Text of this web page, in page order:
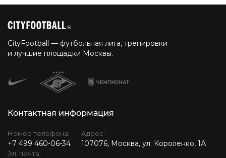
CityFootball — футбольная лига, тренировки
и лучшие площадки Москвы.
Контактная информация
Номер телефона:
+7 499 460-06-34
Эл. почта:
Адрес:
107076, Москва, ул. Короленко, 1А